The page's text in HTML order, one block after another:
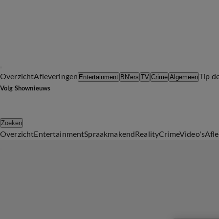
OverzichtAfleveringen Entertainment BN'ers TV Crime AlgemeenTip
Volg Shownieuws
Zoeken
OverzichtEntertainmentSpraakmakendRealityCrimeVideo's